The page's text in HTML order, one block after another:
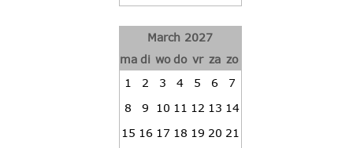
March 2027
ma di wodo vr za zo
1
2 3 4 5 6
7
8
9 10 11 12 13 14
15 16 17 18 19 20 21